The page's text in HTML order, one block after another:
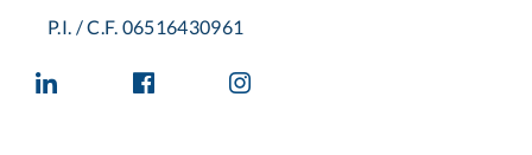
P.I. / C.F. 06516430961